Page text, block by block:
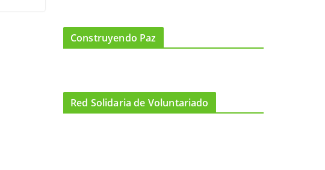
Construyendo Paz
Red Solidaria de Voluntariado